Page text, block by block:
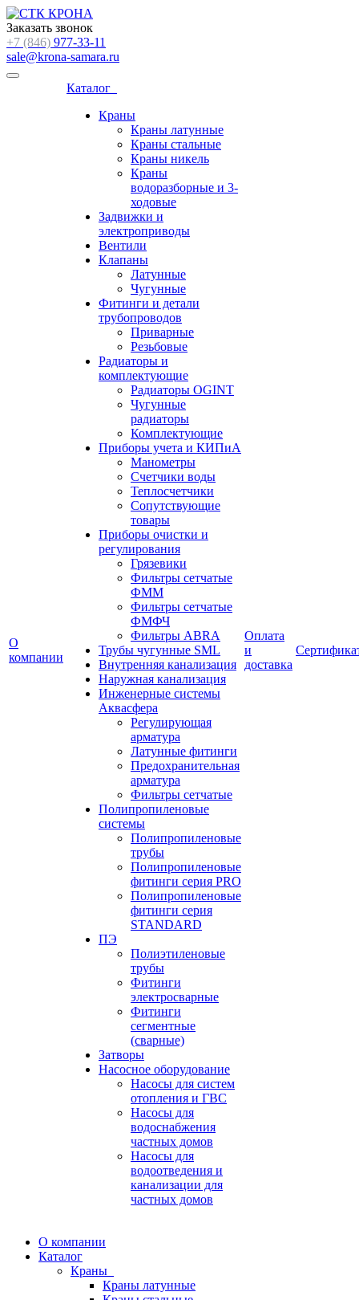
Заказать звонок
+7 (846) 977-33-11
sale@krona-samara.ru
О
компании
Каталог
Краны
Краны латунные
Краны стальные
Краны никель
Краны
водоразборные и 3-
ходовые
Задвижки и
электроприводы
Вентили
Клапаны
Латунные
Чугунные
Фитинги и детали
трубопроводов
Приварные
Резьбовые
Радиаторы и
комплектующие
Радиаторы OGINT
Чугунные
радиаторы
Комплектующие
Приборы учета и КИПиА
Манометры
Счетчики воды
Теплосчетчики
Сопутствующие
товары
Приборы очистки и
регулирования
Грязевики
Фильтры сетчатые
ФММ
Фильтры сетчатые
ФМФЧ
Фильтры ABRA
Трубы чугунные SML
Внутренняя канализация
Наружная канализация
Инженерные системы
Аквасфера
Регулирующая
арматура
Латунные фитинги
Предохранительная
арматура
Фильтры сетчатые
Полипропиленовые
системы
Полипропиленовые
трубы
Полипропиленовые
фитинги серия PRO
Полипропиленовые
фитинги серия
STANDARD
ПЭ
Полиэтиленовые
трубы
Фитинги
электросварные
Фитинги
сегментные
(сварные)
Затворы
Насосное оборудование
Насосы для систем
отопления и ГВС
Насосы для
водоснабжения
частных домов
Насосы для
водоотведения и
канализации для
частных домов
Оплата
и
доставка
О компании
Каталог
Краны
Краны латунные